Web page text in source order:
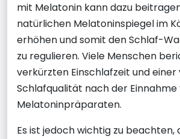
mit Melatonin kann dazu
natürlichen Melatoninspiegel im
erhöhen und somit den Schlaf-
zu regulieren. Viele Menschen
verkürzten Einschlafzeit und
Schlafqualität nach der Einnahme
Melatoninpräparaten.
Es ist jedoch wichtig zu beachten,